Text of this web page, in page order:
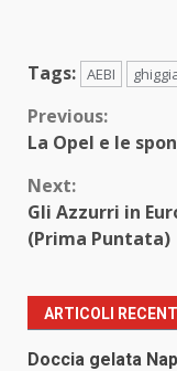
Tags: AEBI
Continue
Reading
Previous:
La Opel e le
Next:
Gli Azzurri in
(Prima Puntata)
ARTICOLI RECENTI
Doccia gelata